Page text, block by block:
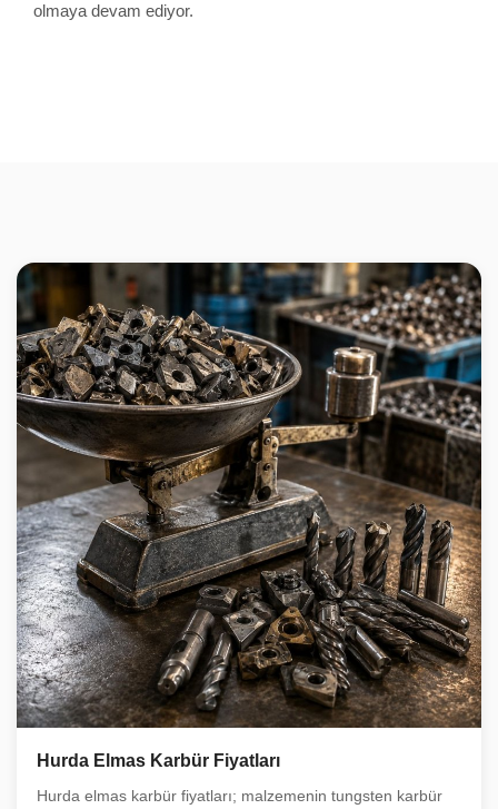
olmaya devam ediyor.
Hurda Elmas Karbür Fiyatları
Hurda elmas karbür fiyatları; malzemenin tungsten karbür